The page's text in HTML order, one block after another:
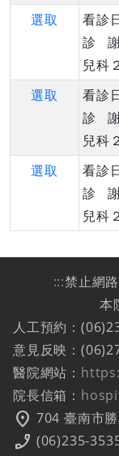
選取
看診
診
兒科
選取
看診
診
兒科
選取
看診
診
兒科
:::禁止網
本
人工預約：
意見反映：
醫院網站：
院長信箱：
location_on 704 臺南市
phone_enabled (06)235-